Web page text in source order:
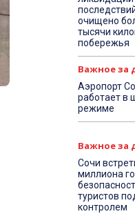
очищено
тысячи
побережья
Важное за
Аэропорт
работает в
режиме
Важное за
Сочи
миллиона
туристов
контролем